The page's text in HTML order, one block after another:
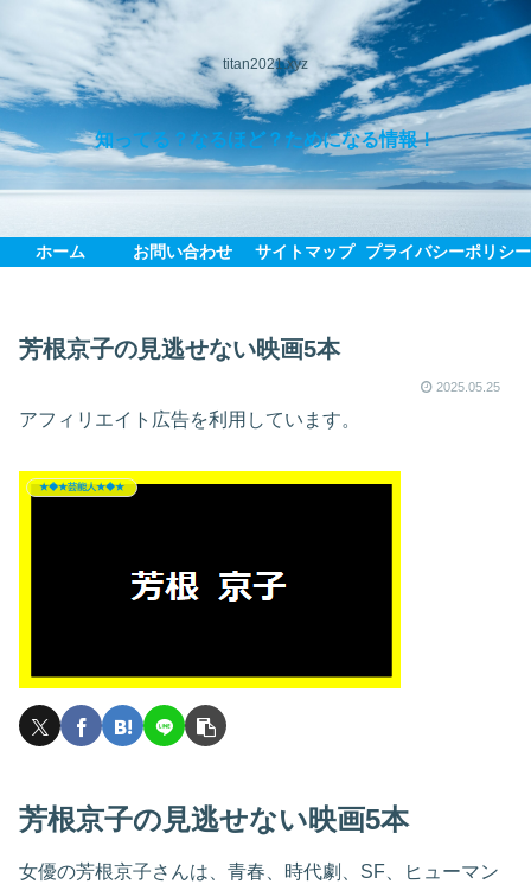
titan2021.xyz
知ってる？なるほど？ためになる情報！
ホーム お問い合わせ サイトマップ プライバシーポリシー
芳根京子の見逃せない映画5本
2025.05.25
アフィリエイト広告を利用しています。
★◆★芸能人★◆★
芳根京子の見逃せない映画5本
女優の芳根京子さんは、青春、時代劇、SF、ヒューマン